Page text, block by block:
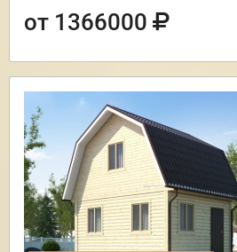
от 1366000